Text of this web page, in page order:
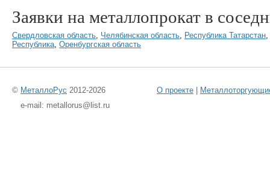
Заявки на металлопрокат в
Свердловская область, Челябинская область, Республика Татарстан,
Республика, Оренбургская область
© МеталлоРус 2012-2026 О проекте
e-mail: metallorus@list.ru